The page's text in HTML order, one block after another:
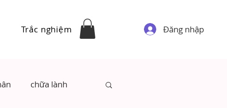
Trắc nghiệm Đăng nhập
chữa lành